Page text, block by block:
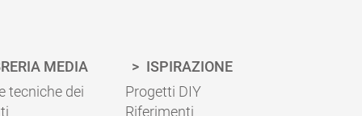
MEDIA
tecniche dei
ISPIRAZIONE
Progetti DIY
Riferimenti